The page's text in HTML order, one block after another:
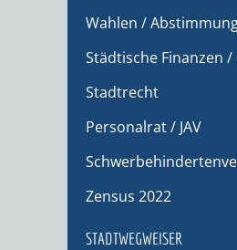
Wahlen /
Städtische Finanzen
Stadtrecht
Personalrat / JAV
Zensus 2022
STADTWEGWEISER